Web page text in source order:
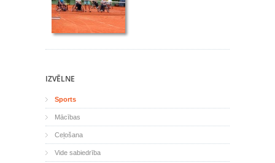
IZVĒLNE
Sports
Mācības
Ceļošana
Vide sabiedrība